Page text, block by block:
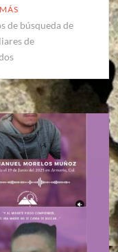
de búsqueda de
de